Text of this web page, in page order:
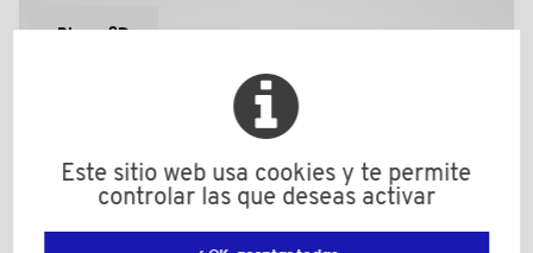
Plano 2D
Este sitio web usa cookies y te permite
controlar las que deseas activar